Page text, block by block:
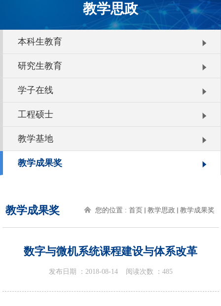
教学思政
本科生教育
研究生教育
学子在线
工程硕士
教学基地
教学成果奖
教学成果奖 您的位置 : 首页 教学思政 教学成果奖
数字与微机系统课程建设与体系改革
发布日期 ： 2018-08-14阅读次数 ： 485